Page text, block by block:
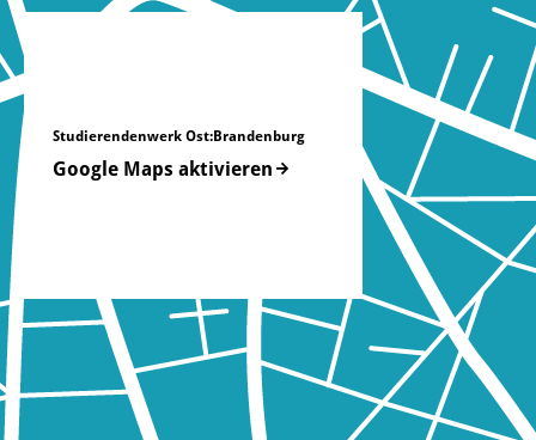
Studierendenwerk Ost:Brandenburg
Google Maps aktivieren